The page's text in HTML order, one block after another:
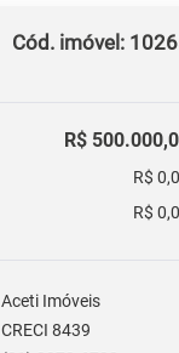
Cód. imóvel:
R$
R$
R$
Aceti Imóveis
CRECI 8439